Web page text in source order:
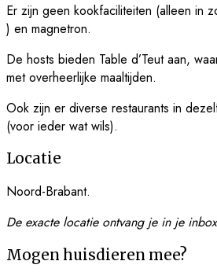
Er zijn geen kookfaciliteiten (alleen in
) en magnetron.
De hosts bieden Table d’Teut aan,
met overheerlijke maaltijden.
Ook zijn er diverse restaurants in
(voor ieder wat wils).
Locatie
Noord-Brabant.
De exacte locatie ontvang je in je
Mogen huisdieren mee?